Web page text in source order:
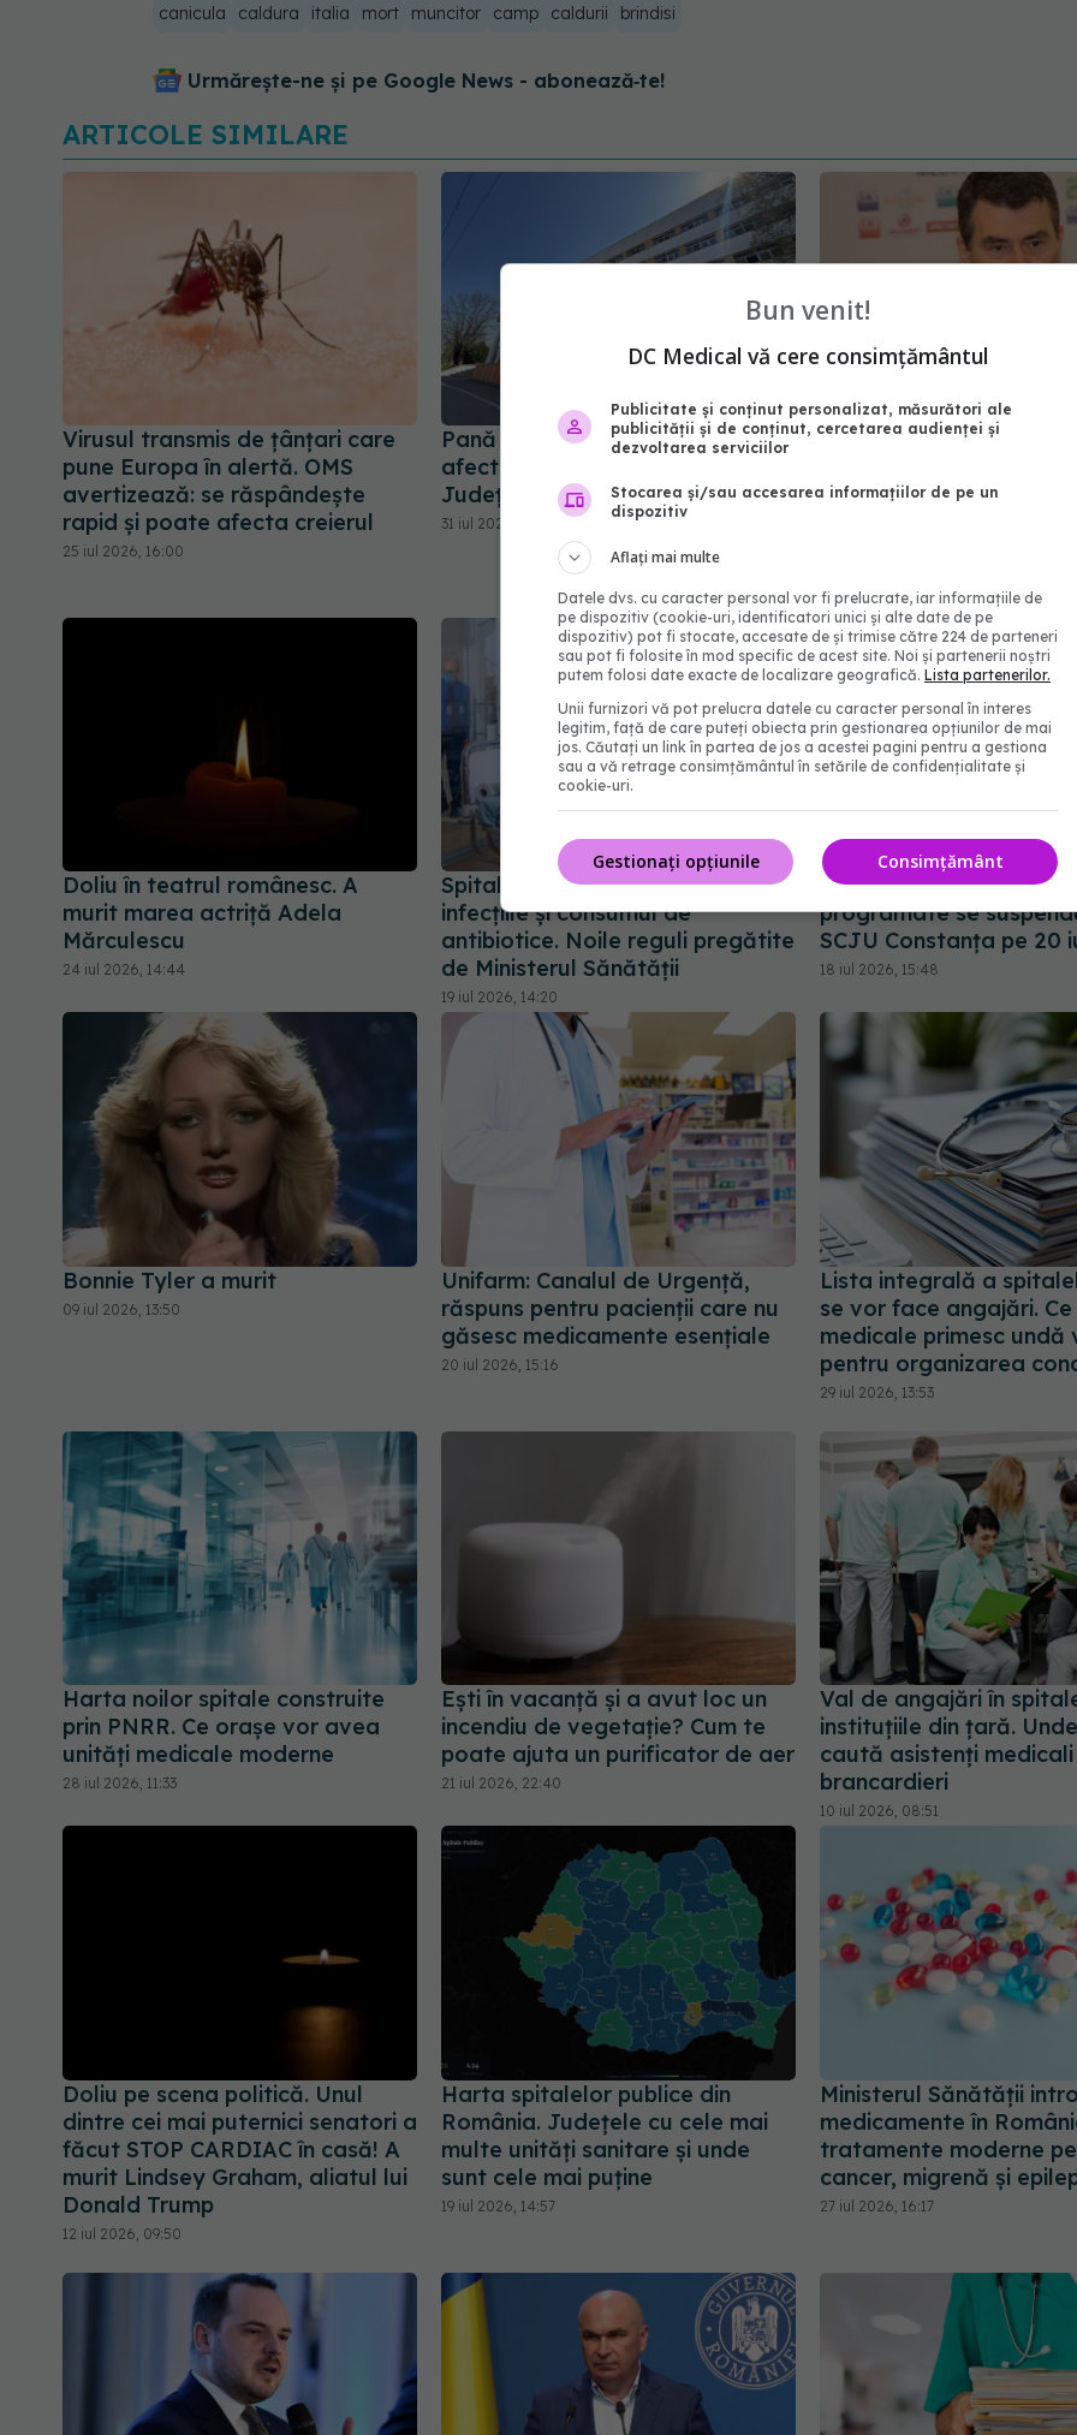
canicula caldura italia mort muncitor camp caldurii brindisi
Urmărește-ne și pe Google News - abonează‑te!
ARTICOLE SIMILARE
Virusul transmis de țânțari care
pune Europa în alertă. OMS
avertizează: se răspândește
rapid și poate afecta creierul
25 iul 2026, 16:00
Pană majoră de curent
afectează activitatea Spitalului
Județean, la Sibiu
31 iul 2026, 17:31
Din 1 septembrie,
sănătate. Ce este "E-
Doliu în teatrul românesc. A
murit marea actriță Adela
Mărculescu
24 iul 2026, 14:44
Spitalele, obligate să publice
infecțiile și consumul de
antibiotice. Noile reguli pregătite
de Ministerul Sănătății
19 iul 2026, 14:20
Internările și intervențiile
programate se
SCJU Constanța pe 20
18 iul 2026, 15:48
Bonnie Tyler a murit
09 iul 2026, 13:50
Unifarm: Canalul de Urgență,
răspuns pentru pacienții care nu
găsesc medicamente esențiale
20 iul 2026, 15:16
Lista integrală a
se vor face angajări.
medicale primesc undă
pentru organizarea
29 iul 2026, 13:53
Harta noilor spitale construite
prin PNRR. Ce orașe vor avea
unități medicale moderne
28 iul 2026, 11:33
Ești în vacanță și a avut loc un
incendiu de vegetație? Cum te
poate ajuta un purificator de aer
21 iul 2026, 22:40
Val de angajări în
instituțiile din țară.
caută asistenți medicali
brancardieri
10 iul 2026, 08:51
Doliu pe scena politică. Unul
dintre cei mai puternici senatori a
făcut STOP CARDIAC în casă! A
murit Lindsey Graham, aliatul lui
Donald Trump
12 iul 2026, 09:50
Harta spitalelor publice din
România. Județele cu cele mai
multe unități sanitare și unde
sunt cele mai puține
19 iul 2026, 14:57
Ministerul Sănătății
medicamente în
tratamente moderne
cancer, migrenă și
27 iul 2026, 16:17
Bun venit!
DC Medical vă cere consimțământul
Publicitate și conținut personalizat, măsurători ale
publicității și de conținut, cercetarea audienței și
dezvoltarea serviciilor
Stocarea și/sau accesarea informațiilor de pe un
dispozitiv
Aflați mai multe
Datele dvs. cu caracter personal vor fi prelucrate, iar informațiile de
pe dispozitiv (cookie-uri, identificatori unici și alte date de pe
dispozitiv) pot fi stocate, accesate de și trimise către 224 de parteneri
sau pot fi folosite în mod specific de acest site. Noi și partenerii noștri
putem folosi date exacte de localizare geografică. Lista partenerilor.
Unii furnizori vă pot prelucra datele cu caracter personal în interes
legitim, față de care puteți obiecta prin gestionarea opțiunilor de mai
jos. Căutați un link în partea de jos a acestei pagini pentru a gestiona
sau a vă retrage consimțământul în setările de confidențialitate și
cookie-uri.
Consimțământ
Gestionați opțiunile